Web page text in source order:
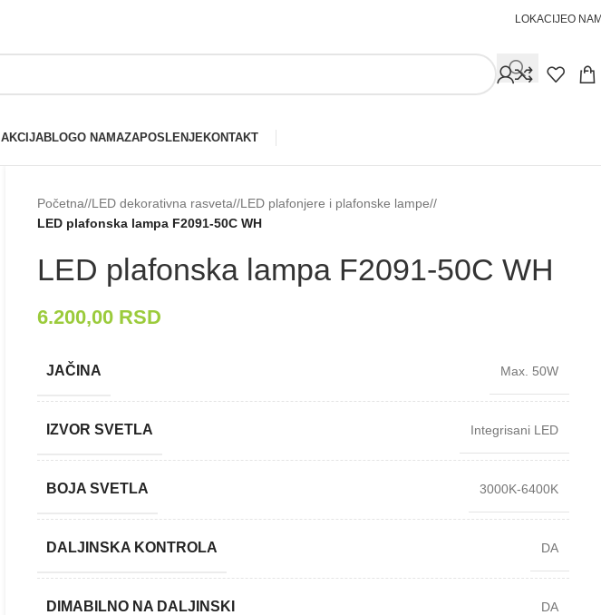
LOKACIJEO
AKCIJABLOGO NAMAZAPOSLENJEKONTAKT
Početna/ LED dekorativna rasveta/ LED plafonjere i plafonske lampe/
LED plafonska lampa F2091-⁠50C WH
LED plafonska lampa F2091-⁠50C WH
6.200,00 RSD
JAČINA Max. 50W
IZVOR SVETLA Integrisani LED
BOJA SVETLA 3000K-6400K
DALJINSKA KONTROLA DA
DIMABILNO NA DALJINSKI DA